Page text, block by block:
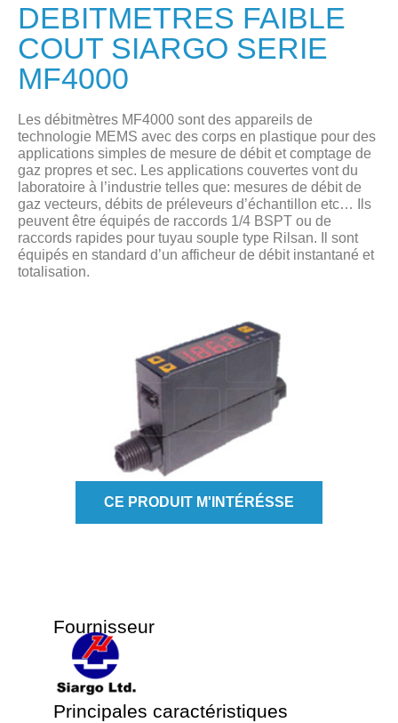
DEBITMETRES FAIBLE
COUT SIARGO SERIE
MF4000
Les débitmètres MF4000 sont des appareils de
technologie MEMS avec des corps en plastique pour des
applications simples de mesure de débit et comptage de
gaz propres et sec. Les applications couvertes vont du
laboratoire à l’industrie telles que: mesures de débit de
gaz vecteurs, débits de préleveurs d’échantillon etc… Ils
peuvent être équipés de raccords 1/4 BSPT ou de
raccords rapides pour tuyau souple type Rilsan. Il sont
équipés en standard d’un afficheur de débit instantané et
totalisation.
CE PRODUIT M'INTÉRÉSSE
Fournisseur
Principales caractéristiques